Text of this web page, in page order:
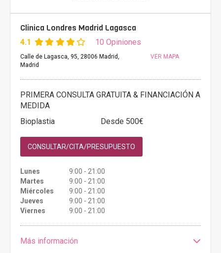
Clinica Londres Madrid Lagasca
4.1 10 Opiniones
Calle de Lagasca, 95, 28006 Madrid,
Madrid
VER MAPA
PRIMERA CONSULTA GRATUITA & FINANCIACIÓN A
MEDIDA
Bioplastia
Desde 500€
CONSULTAR/CITA/PRESUPUESTO
Lunes
9:00 - 21:00
Martes
9:00 - 21:00
Miércoles
9:00 - 21:00
Jueves
9:00 - 21:00
Viernes
9:00 - 21:00
Más información